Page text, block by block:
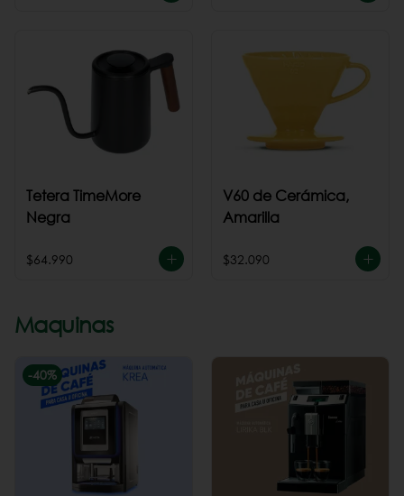
Tetera TimeMore
Negra
$64.990
V60 de Cerámica,
Amarilla
$32.090
Maquinas
-40%